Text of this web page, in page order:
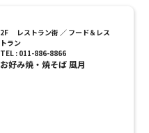
2F レストラン街 ／ フード＆レス
トラン
TEL : 011-886-8866
お好み焼・焼そば 風月